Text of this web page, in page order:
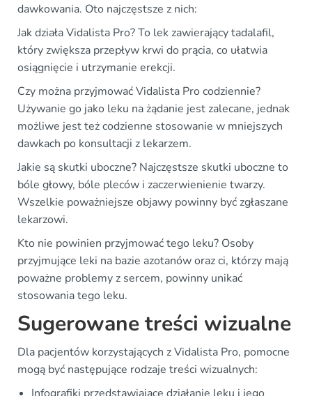
dawkowania. Oto najczęstsze z nich:
Jak działa Vidalista Pro? To lek zawierający tadalafil,
który zwiększa przepływ krwi do prącia, co ułatwia
osiągnięcie i utrzymanie erekcji.
Czy można przyjmować Vidalista Pro codziennie?
Używanie go jako leku na żądanie jest zalecane, jednak
możliwe jest też codzienne stosowanie w mniejszych
dawkach po konsultacji z lekarzem.
Jakie są skutki uboczne? Najczęstsze skutki uboczne to
bóle głowy, bóle pleców i zaczerwienienie twarzy.
Wszelkie poważniejsze objawy powinny być zgłaszane
lekarzowi.
Kto nie powinien przyjmować tego leku? Osoby
przyjmujące leki na bazie azotanów oraz ci, którzy mają
poważne problemy z sercem, powinny unikać
stosowania tego leku.
Sugerowane treści wizualne
Dla pacjentów korzystających z Vidalista Pro, pomocne
mogą być następujące rodzaje treści wizualnych:
Infografiki przedstawiające działanie leku i jego